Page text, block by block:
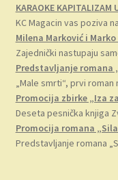
KARAOKE KAPITALIZAM
KC Magacin vas poziva
Milena Marković i
Zajednički nastupaju
Predstavljanje romana
„Male smrti“, prvi
Promocija zbirke „Iza
Deseta pesnička knjiga
Promocija romana
Predstavljanje romana